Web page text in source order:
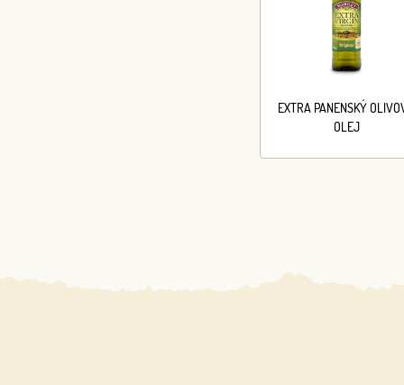
EXTRA PANENSKÝ
OLEJ